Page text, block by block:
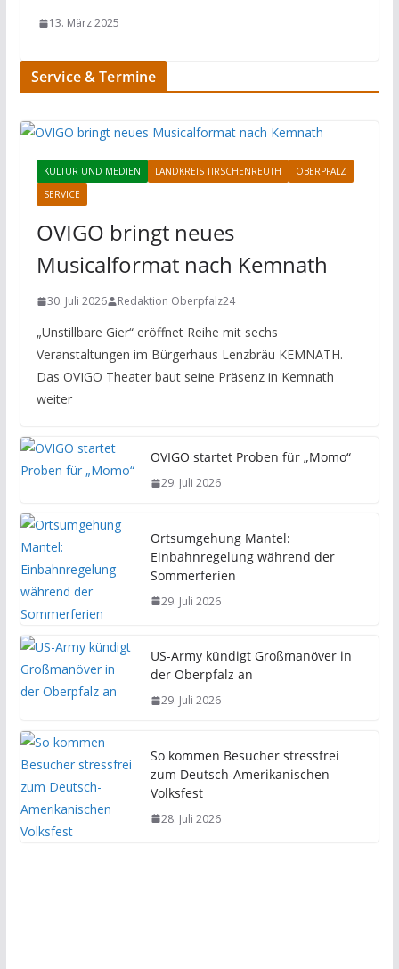
13. März 2025
Service & Termine
KULTUR UND MEDIEN LANDKREIS TIRSCHENREUTH
OBERPFALZ
SERVICE
OVIGO bringt neues
Musicalformat nach Kemnath
30. Juli 2026 Redaktion Oberpfalz24
„Unstillbare Gier“ eröffnet Reihe mit sechs
Veranstaltungen im Bürgerhaus Lenzbräu KEMNATH.
Das OVIGO Theater baut seine Präsenz in Kemnath
weiter
OVIGO startet Proben für „Momo“
29. Juli 2026
Ortsumgehung Mantel:
Einbahnregelung während der
Sommerferien
29. Juli 2026
US-Army kündigt Großmanöver in
der Oberpfalz an
29. Juli 2026
So kommen Besucher stressfrei
zum Deutsch-Amerikanischen
Volksfest
28. Juli 2026